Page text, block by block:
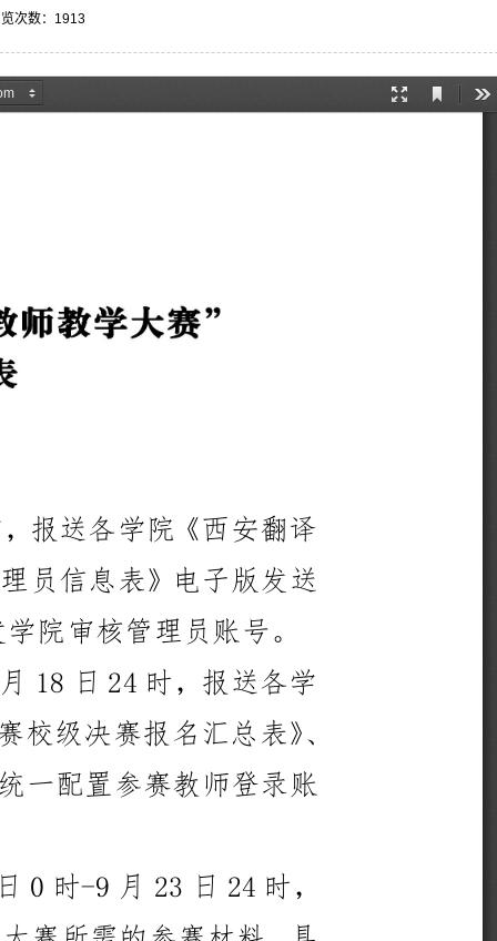
次数： 1913